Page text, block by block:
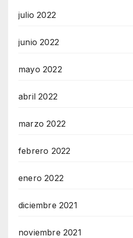
julio 2022
junio 2022
mayo 2022
abril 2022
marzo 2022
febrero 2022
enero 2022
diciembre 2021
noviembre 2021